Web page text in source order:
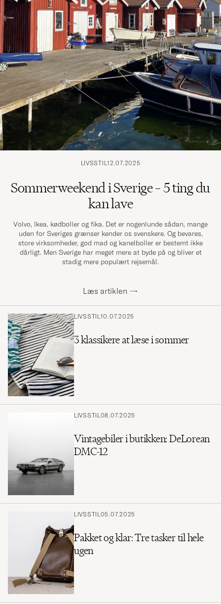
LIVSSTIL12.07.2025
Sommerweekend i Sverige – 5 ting du
kan lave
Volvo, Ikea, kødboller og fika. Det er nogenlunde sådan, mange
uden for Sveriges grænser kender os svenskere. Og bevares,
store virksomheder, god mad og kanelboller er bestemt ikke
dårligt. Men Sverige har meget mere at byde på og bliver et
stadig mere populært rejsemål.
Læs artiklen →
LIVSSTIL10.07.2025
3 klassikere at læse i sommer
LIVSSTIL08.07.2025
Vintagebiler i butikken: DeLorean
DMC-12
LIVSSTIL05.07.2025
Pakket og klar: Tre tasker til hele
ugen